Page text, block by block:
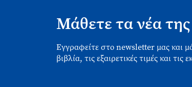
Μάθετε τα νέα
Εγγραφείτε στο newsletter μας και
βιβλία, τις εξαιρετικές τιμές και τις